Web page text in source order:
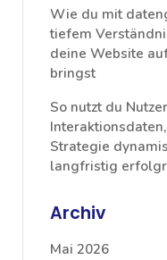
Wie du mit
tiefem
deine Website
bringst
So nutzt du
Strategie
langfristig
Archiv
Mai 2026